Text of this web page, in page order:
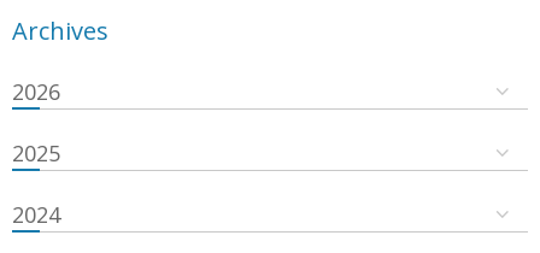
Archives
2026
2025
2024